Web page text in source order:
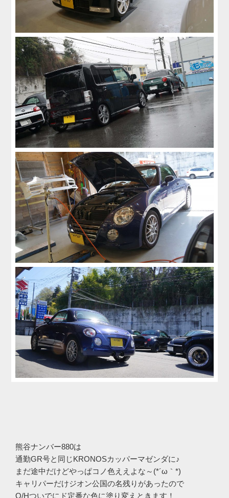
熊谷ナンバー880は
通勤GR号と同じKRONOSカッパーマゼンダに♪
まだ途中だけどやっぱコノ色ええよな～(*´ω｀*)
キャリパーだけジオン公国の名残りがあったので
O/Hついでにド定番な色に塗り変えときます！